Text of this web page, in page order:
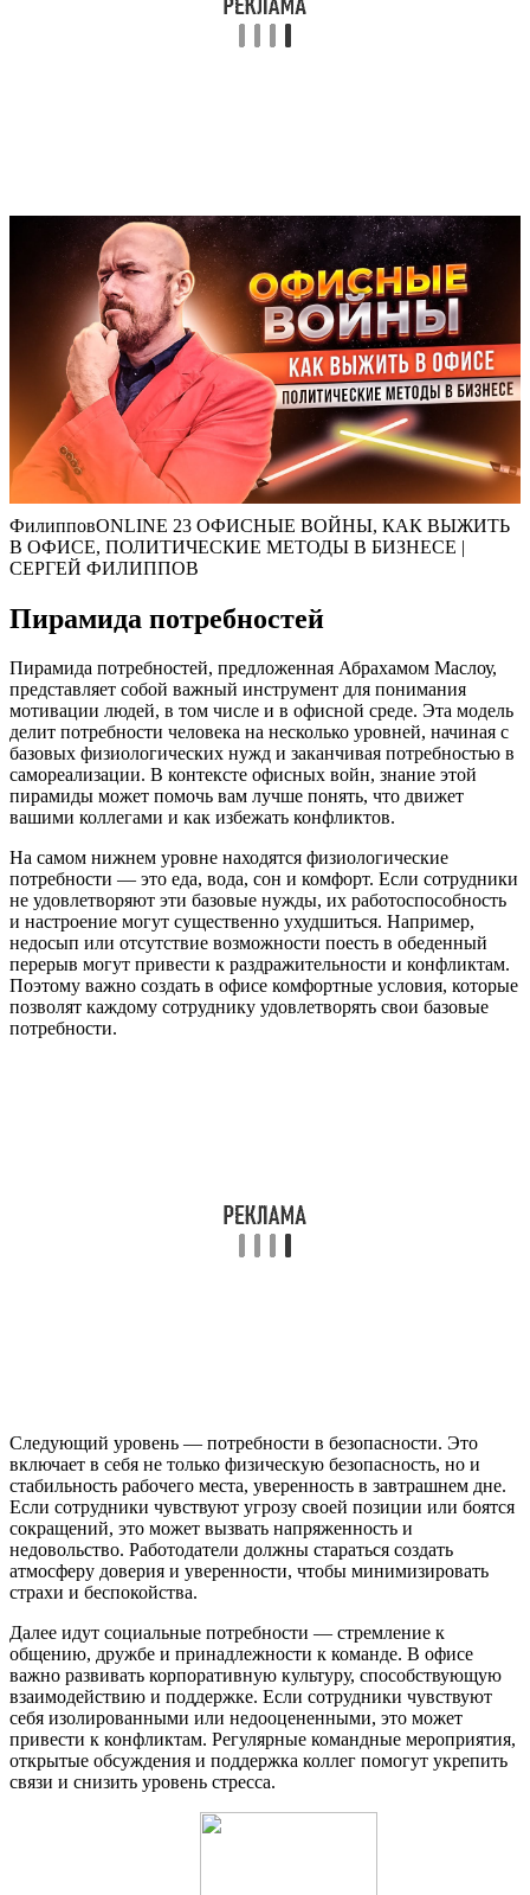
ФилипповONLINE 23 ОФИСНЫЕ ВОЙНЫ, КАК ВЫЖИТЬ
В ОФИСЕ, ПОЛИТИЧЕСКИЕ МЕТОДЫ В БИЗНЕСЕ |
СЕРГЕЙ ФИЛИППОВ
Пирамида потребностей
Пирамида потребностей, предложенная Абрахамом Маслоу,
представляет собой важный инструмент для понимания
мотивации людей, в том числе и в офисной среде. Эта модель
делит потребности человека на несколько уровней, начиная с
базовых физиологических нужд и заканчивая потребностью в
самореализации. В контексте офисных войн, знание этой
пирамиды может помочь вам лучше понять, что движет
вашими коллегами и как избежать конфликтов.
На самом нижнем уровне находятся физиологические
потребности — это еда, вода, сон и комфорт. Если сотрудники
не удовлетворяют эти базовые нужды, их работоспособность
и настроение могут существенно ухудшиться. Например,
недосып или отсутствие возможности поесть в обеденный
перерыв могут привести к раздражительности и конфликтам.
Поэтому важно создать в офисе комфортные условия, которые
позволят каждому сотруднику удовлетворять свои базовые
потребности.
Следующий уровень — потребности в безопасности. Это
включает в себя не только физическую безопасность, но и
стабильность рабочего места, уверенность в завтрашнем дне.
Если сотрудники чувствуют угрозу своей позиции или боятся
сокращений, это может вызвать напряженность и
недовольство. Работодатели должны стараться создать
атмосферу доверия и уверенности, чтобы минимизировать
страхи и беспокойства.
Далее идут социальные потребности — стремление к
общению, дружбе и принадлежности к команде. В офисе
важно развивать корпоративную культуру, способствующую
взаимодействию и поддержке. Если сотрудники чувствуют
себя изолированными или недооцененными, это может
привести к конфликтам. Регулярные командные мероприятия,
открытые обсуждения и поддержка коллег помогут укрепить
связи и снизить уровень стресса.